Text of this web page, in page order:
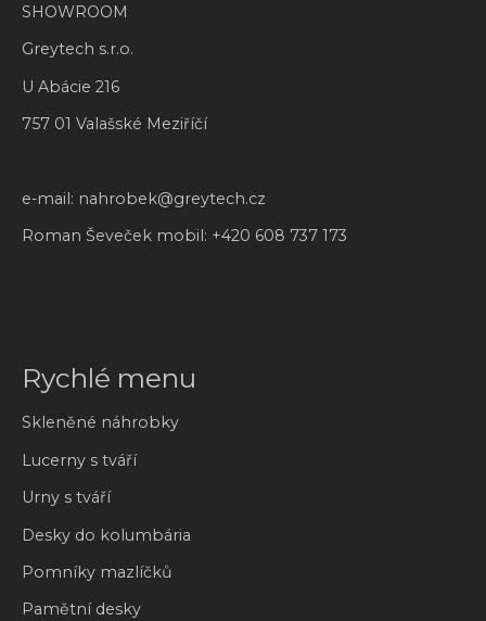
SHOWROOM
Greytech s.r.o.
U Abácie 216
757 01 Valašské Meziříčí
e-mail: nahrobek@greytech.cz
Roman Ševeček mobil: +420 608 737 173
Rychlé menu
Skleněné náhrobky
Lucerny s tváří
Urny s tváří
Desky do kolumbária
Pomníky mazlíčků
Pamětní desky